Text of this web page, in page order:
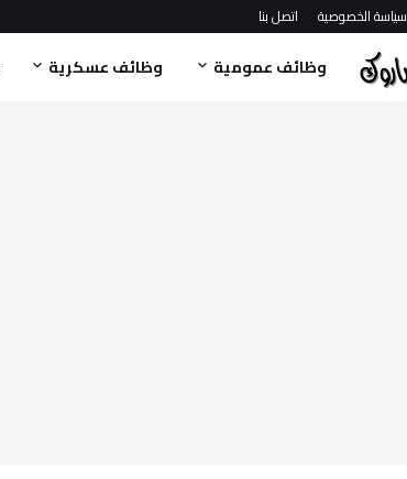
سياسة الخصوصية اتصل بنا
وظائف عمومية وظائف عسكرية